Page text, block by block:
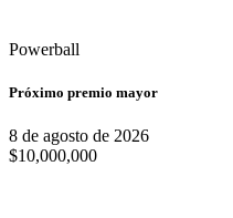
Powerball
Próximo premio mayor
8 de agosto de 2026
$10,000,000